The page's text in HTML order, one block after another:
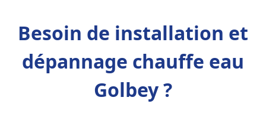
Besoin de installation et
dépannage chauffe eau
Golbey ?